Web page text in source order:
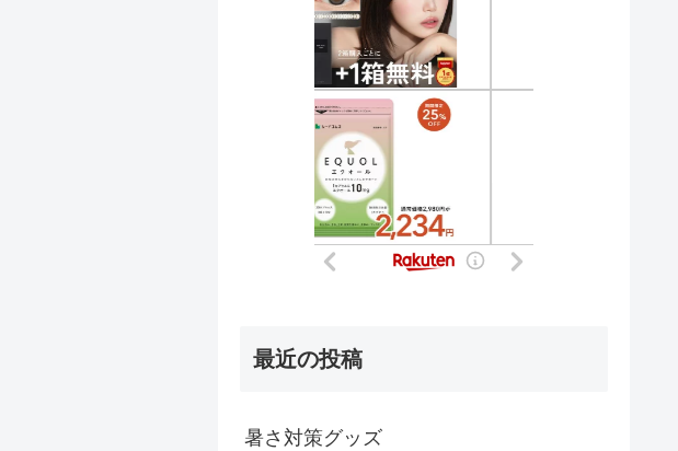
最近の投稿
暑さ対策グッズ